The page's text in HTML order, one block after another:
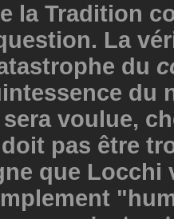
la Tradition
La
du
du
voulue,
pas être
que Locchi